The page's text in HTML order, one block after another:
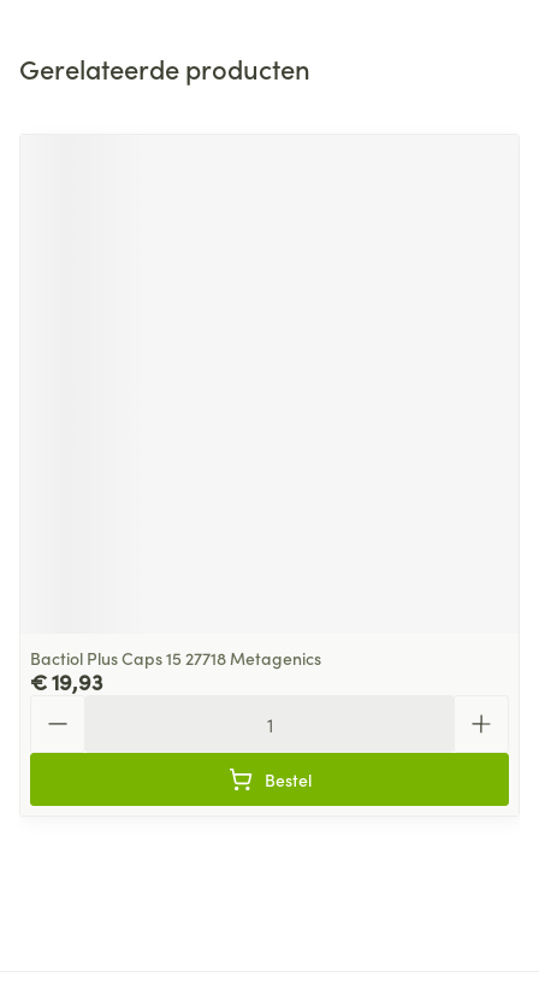
Gerelateerde producten
Bactiol Plus Caps 15 27718 Metagenics
€ 19,93
Bestel